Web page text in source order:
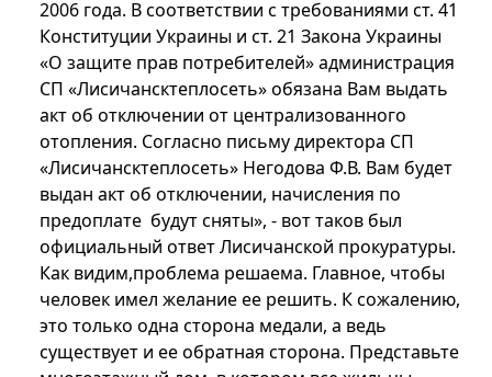
2006 года. В соответствии с требованиями ст. 41
Конституции Украины и ст. 21 Закона Украины
«О защите прав потребителей» администрация
СП «Лисичансктеплосеть» обязана Вам выдать
акт об отключении от централизованного
отопления. Согласно письму директора СП
«Лисичансктеплосеть» Негодова Ф.В. Вам будет
выдан акт об отключении, начисления по
предоплате будут сняты», - вот таков был
официальный ответ Лисичанской прокуратуры.
Как видим,проблема решаема. Главное, чтобы
человек имел желание ее решить. К сожалению,
это только одна сторона медали, а ведь
существует и ее обратная сторона. Представьте